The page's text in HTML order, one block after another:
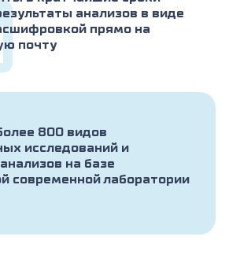
не ранее 3-5-
менструации, во
отрицательных
сомнительных
3 дня. При определении
эктопической
аборта, тест на ХГЧ
1-2 дня после операции,
ложноположительного
ХГЧ:
анализов в виде
прямо на
почту
800 видов
исследований и
на базе
современной лаборатории